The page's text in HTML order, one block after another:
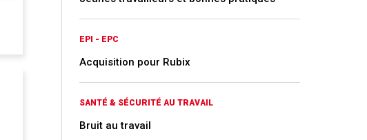
EPI - EPC
Acquisition pour Rubix
SANTÉ & SÉCURITÉ AU TRAVAIL
Bruit au travail